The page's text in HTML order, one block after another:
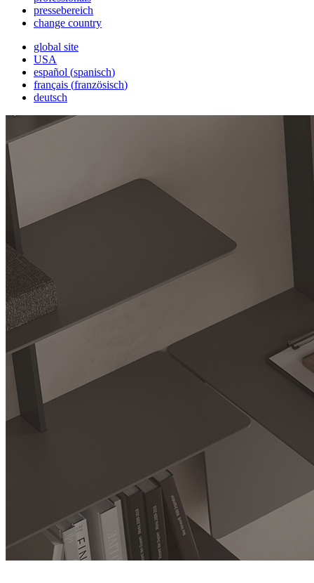
pressebereich
change country
global site
USA
español (spanisch)
français (französisch)
deutsch